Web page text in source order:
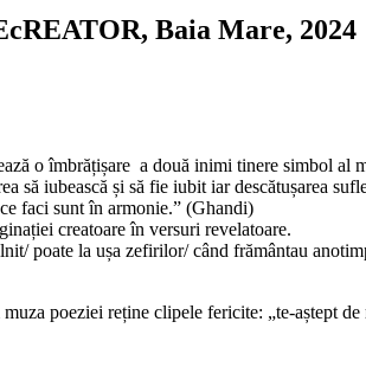
Baia Mare, 2024
o îmbrățișare a două inimi tinere simbol al
iubească și să fie iubit iar descătușarea
faci sunt în armonie.” (Ghandi)
creatoare în versuri revelatoare.
poate la ușa zefirilor/ când frământau
poeziei reține clipele fericite: „te-aștept